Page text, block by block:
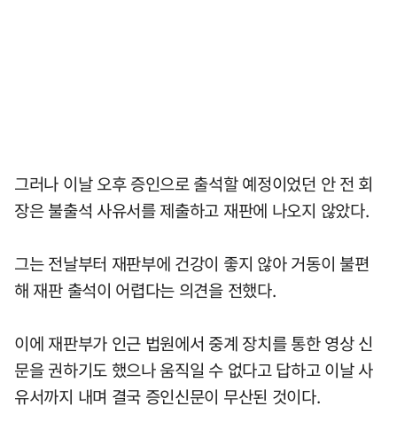
그러나 이날 오후 증인으로 출석할 예정이었던 안 전 회
장은 불출석 사유서를 제출하고 재판에 나오지 않았다.
그는 전날부터 재판부에 건강이 좋지 않아 거동이 불편
해 재판 출석이 어렵다는 의견을 전했다.
이에 재판부가 인근 법원에서 중계 장치를 통한 영상 신
문을 권하기도 했으나 움직일 수 없다고 답하고 이날 사
유서까지 내며 결국 증인신문이 무산된 것이다.